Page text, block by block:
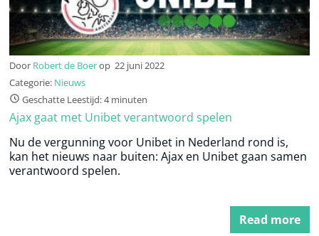
Door Robert de Boerop 22 juni 2022
Categorie: Nieuws
Geschatte Leestijd: 4 minuten
Ajax gaat met Unibet verantwoord spelen
Nu de vergunning voor Unibet in Nederland rond is,
kan het nieuws naar buiten: Ajax en Unibet gaan samen
verantwoord spelen.
Read more